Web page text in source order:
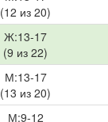
(12 из 20)
Ж:13-17
(9 из 22)
М:13-17
(13 из 20)
М:9-12